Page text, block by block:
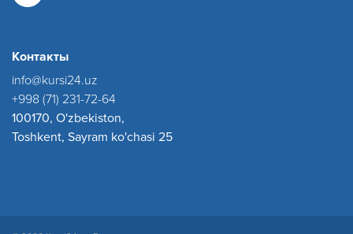
Контакты
info@kursi24.uz
+998 (71) 231-72-64
100170, O'zbekiston,
Toshkent, Sayram ko'chasi 25